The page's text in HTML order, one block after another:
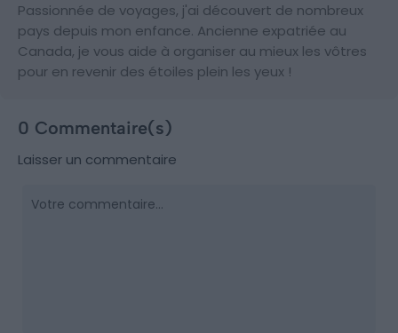
Passionnée de voyages, j'ai découvert de nombreux
pays depuis mon enfance. Ancienne expatriée au
Canada, je vous aide à organiser au mieux les vôtres
pour en revenir des étoiles plein les yeux !
0 Commentaire(s)
Laisser un commentaire